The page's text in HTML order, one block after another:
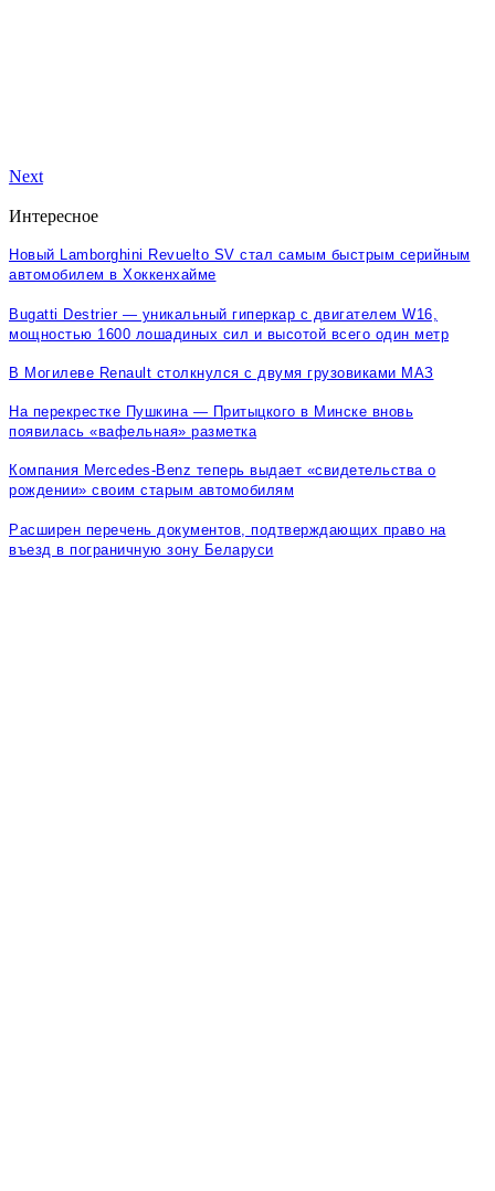
Next
Интересное
Новый Lamborghini Revuelto SV стал самым быстрым серийным
автомобилем в Хоккенхайме
Bugatti Destrier — уникальный гиперкар с двигателем W16,
мощностью 1600 лошадиных сил и высотой всего один метр
В Могилеве Renault столкнулся с двумя грузовиками МАЗ
На перекрестке Пушкина — Притыцкого в Минске вновь
появилась «вафельная» разметка
Компания Mercedes-Benz теперь выдает «свидетельства о
рождении» своим старым автомобилям
Расширен перечень документов, подтверждающих право на
въезд в пограничную зону Беларуси